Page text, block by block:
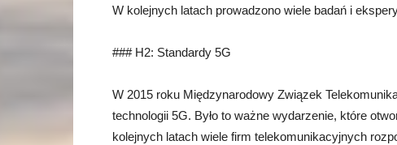
W kolejnych latach prowadzono wiele badań i
### H2: Standardy 5G
W 2015 roku Międzynarodowy Związek
technologii 5G. Było to ważne wydarzenie, które
kolejnych latach wiele firm telekomunikacyjnych